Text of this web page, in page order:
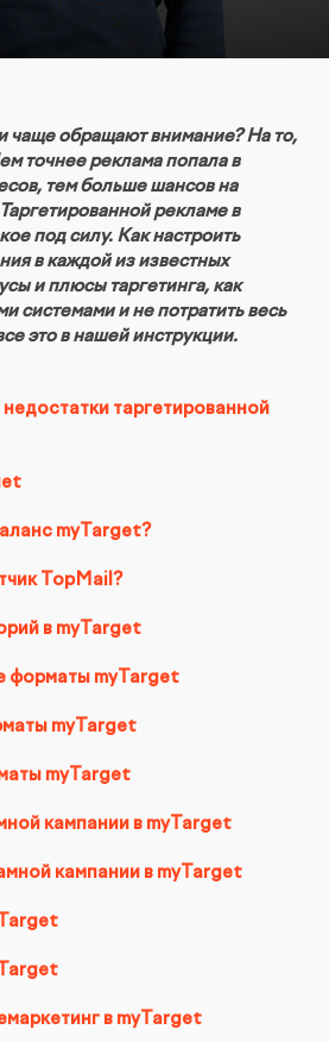
магазинов, сайтов
аудиторией
загрузки сайта
умного поиска SearchBooster
БЛОГ
чаще обращают внимание? На то,
точнее реклама попала в
тем больше шансов на
рекламе в
под силу. Как настроить
в каждой из известных
и плюсы таргетинга, как
системами и не потратить весь
это в нашей инструкции.
таргетированной
myTarget?
TopMail?
в myTarget
форматы myTarget
myTarget
myTarget
кампании в myTarget
кампании в myTarget
в myTarget